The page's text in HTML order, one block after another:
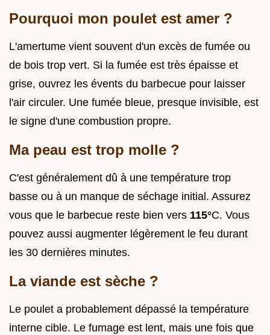
Pourquoi mon poulet est amer ?
L'amertume vient souvent d'un excès de fumée ou
de bois trop vert. Si la fumée est très épaisse et
grise, ouvrez les évents du barbecue pour laisser
l'air circuler. Une fumée bleue, presque invisible, est
le signe d'une combustion propre.
Ma peau est trop molle ?
C'est généralement dû à une température trop
basse ou à un manque de séchage initial. Assurez
vous que le barbecue reste bien vers 115°C. Vous
pouvez aussi augmenter légèrement le feu durant
les 30 dernières minutes.
La viande est sèche ?
Le poulet a probablement dépassé la température
interne cible. Le fumage est lent, mais une fois que